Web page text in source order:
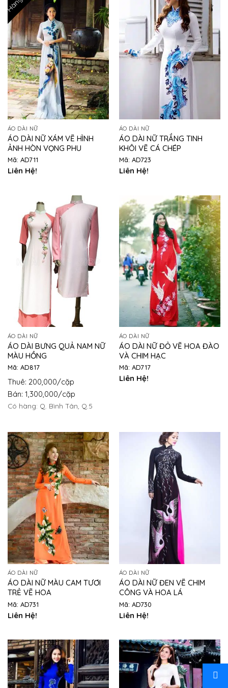
ÁO DÀI NỮ
ÁO DÀI NỮ XÁM VẼ HÌNH
ẢNH HÒN VỌNG PHU
Mã: AD711
Liên Hệ!
ÁO DÀI NỮ
ÁO DÀI NỮ TRẮNG TINH
KHÔI VẼ CÁ CHÉP
Mã: AD723
Liên Hệ!
ÁO DÀI NỮ
ÁO DÀI BƯNG QUẢ NAM NỮ
MÀU HỒNG
Mã: AD817
Thuê: 200,000/cặp
Bán: 1,300,000/cặp
Có hàng: Q. Bình Tân, Q.5
ÁO DÀI NỮ
ÁO DÀI NỮ ĐỎ VẼ HOA ĐÀO
VÀ CHIM HẠC
Mã: AD717
Liên Hệ!
ÁO DÀI NỮ
ÁO DÀI NỮ MÀU CAM TƯƠI
TRẺ VẼ HOA
Mã: AD731
Liên Hệ!
ÁO DÀI NỮ
ÁO DÀI NỮ ĐEN VẼ CHIM
CÔNG VÀ HOA LÁ
Mã: AD730
Liên Hệ!